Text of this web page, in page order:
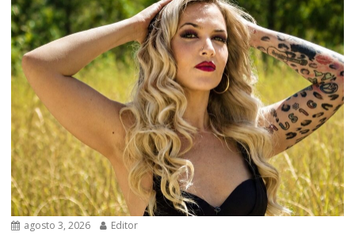
agosto 3, 2026 Editor